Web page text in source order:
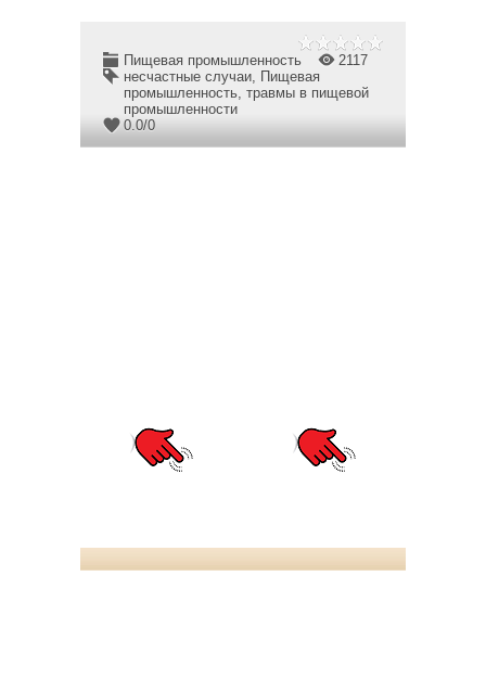
Пищевая промышленность
2117
несчастные случаи, Пищевая
промышленность, травмы в пищевой
промышленности
0.0/0